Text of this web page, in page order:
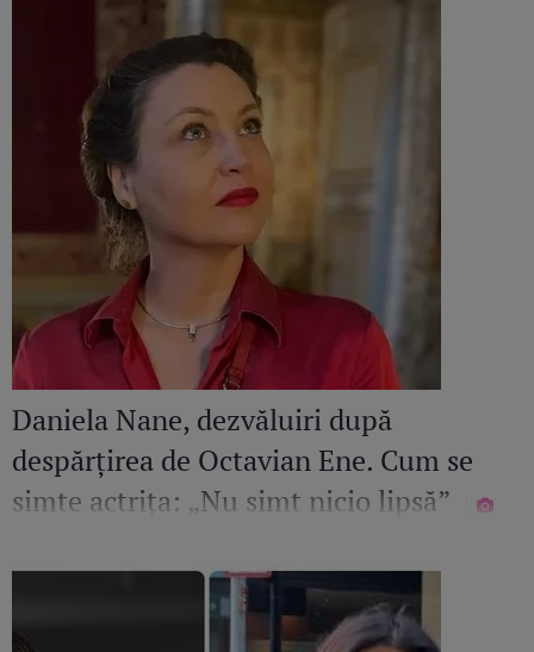
Daniela Nane, dezvăluiri după
despărțirea de Octavian Ene. Cum se
simte actrița: „Nu simt nicio lipsă”